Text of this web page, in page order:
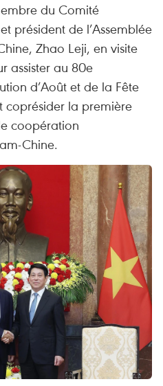
du Comité
président de l’Assemblée
Zhao Leji, en visite
assister au 80e
d’Août et de la Fête
coprésider la première
coopération
Chine.